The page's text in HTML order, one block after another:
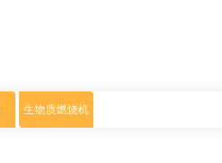
生物质燃烧机